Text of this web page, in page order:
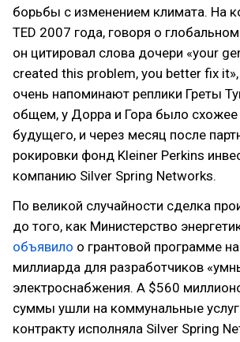
борьбы с изменением климата. На
TED 2007 года, говоря о
он цитировал слова дочери «your
created this problem, you better fix
очень напоминают реплики Греты
общем, у Дорра и Гора было схожее
будущего, и через месяц после
рокировки фонд Kleiner Perkins
компанию Silver Spring Networks.
По великой случайности сделка
до того, как Министерство
объявило о грантовой программе
миллиарда для разработчиков
электроснабжения. А $560
суммы ушли на коммунальные
контракту исполняла Silver Spring